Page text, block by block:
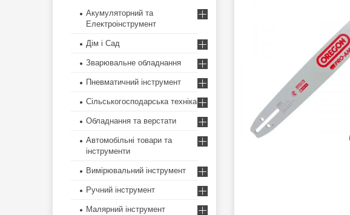
Акумуляторний та
Електроінструмент
Дім і Сад
Зварювальне обладнання
Пневматичний інструмент
Сільськогосподарська техніка
Обладнання та верстати
Автомобільні товари та
інструменти
Вимірювальний інструмент
Ручний інструмент
Малярний інструмент